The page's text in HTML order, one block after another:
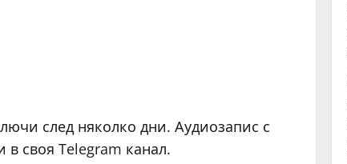
след няколко дни. Аудиозапис с
своя Telegram канал.